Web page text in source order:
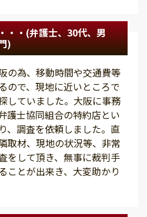
・・(弁護士、30代、男
)
の為、移動時間や交通費等
ので、現地に近いところで
していました。大阪に事務
護士協同組合の特約店とい
、調査を依頼しました。直
取材、現地の状況等、非常
をして頂き、無事に裁判手
ことが出来き、大変助かり